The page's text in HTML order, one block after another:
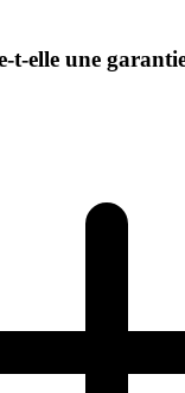
t-elle une